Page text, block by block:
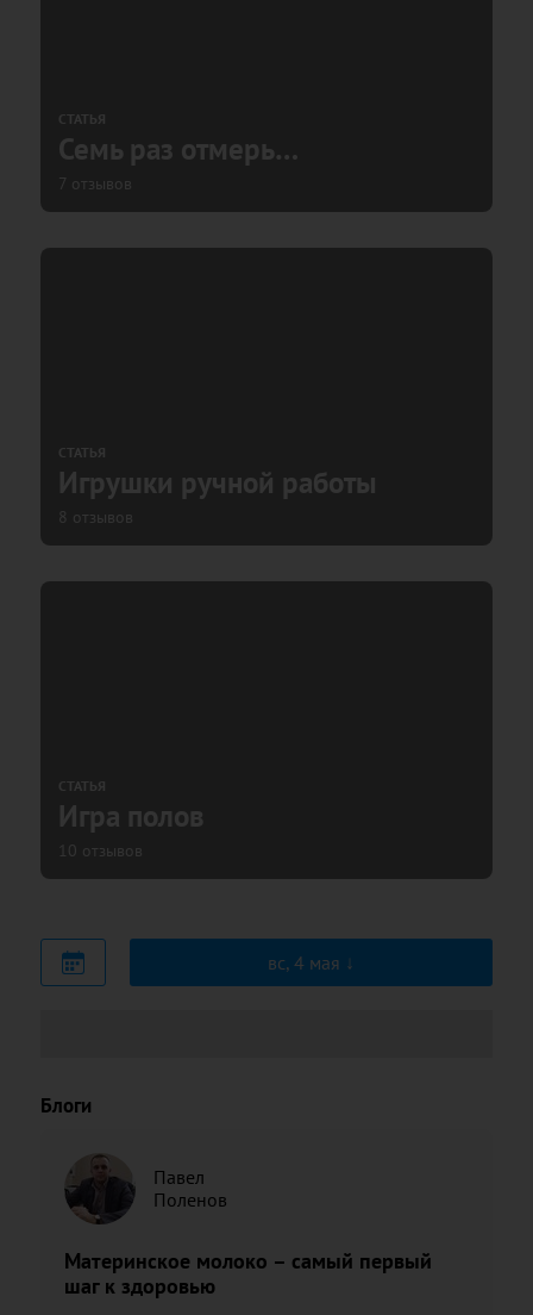
СТАТЬЯ
Семь раз отмерь…
7 отзывов
СТАТЬЯ
Игрушки ручной работы
8 отзывов
СТАТЬЯ
Игра полов
10 отзывов
вс, 4 мая
Блоги
Павел
Поленов
Материнское молоко – самый первый
шаг к здоровью